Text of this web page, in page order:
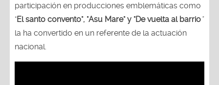
participación en producciones emblemáticas como
"El santo convento", "Asu Mare" y "De vuelta al barrio"
la ha convertido en un referente de la actuación
nacional.